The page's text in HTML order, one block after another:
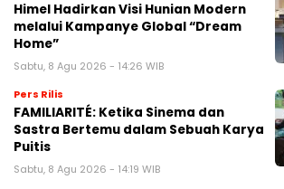
Himel Hadirkan Visi Hunian Modern
melalui Kampanye Global “Dream
Home”
Sabtu, 8 Agu 2026 - 14:26 WIB
Pers Rilis
FAMILIARITÉ: Ketika Sinema dan
Sastra Bertemu dalam Sebuah Karya
Puitis
Sabtu, 8 Agu 2026 - 14:19 WIB